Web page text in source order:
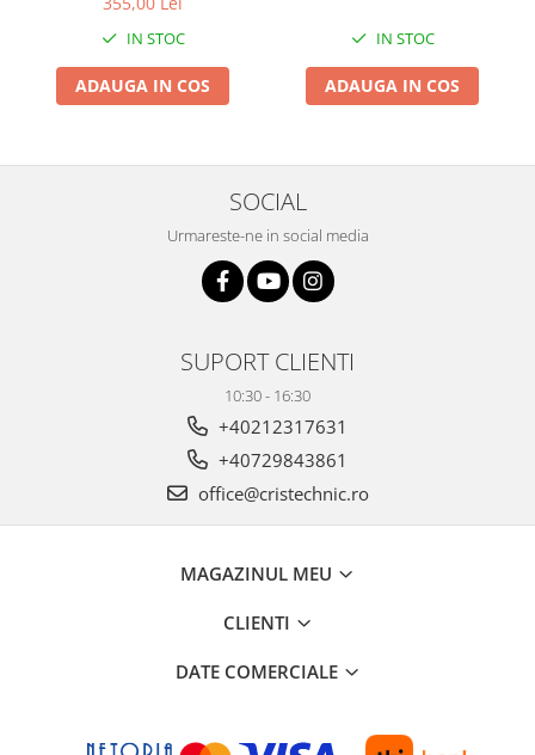
IN STOC
ADAUGA IN COS
IN STOC
ADAUGA IN COS
SOCIAL
Urmareste-ne in social media
SUPORT CLIENTI
10:30 - 16:30
+40212317631
+40729843861
office@cristechnic.ro
MAGAZINUL MEU
CLIENTI
DATE COMERCIALE